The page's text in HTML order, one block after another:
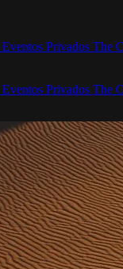
Eventos Privados The
Eventos Privados The